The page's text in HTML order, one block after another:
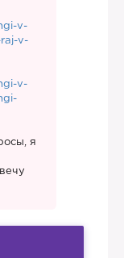
v-
v-
v-
я